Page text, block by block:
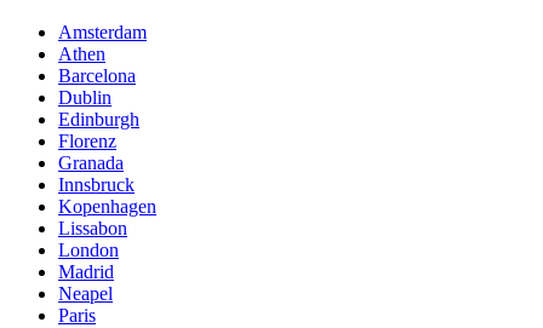
Amsterdam
Athen
Barcelona
Dublin
Edinburgh
Florenz
Granada
Innsbruck
Kopenhagen
Lissabon
London
Madrid
Neapel
Paris